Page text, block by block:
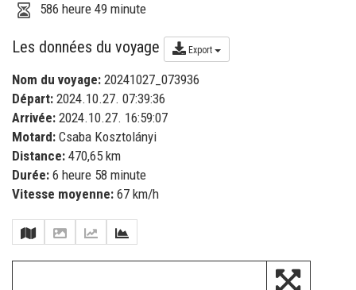
586 heure 49 minute
Les données du voyage Export
Nom du voyage: 20241027_073936
Départ: 2024.10.27. 07:39:36
Arrivée: 2024.10.27. 16:59:07
Motard: Csaba Kosztolányi
Distance: 470,65 km
Durée: 6 heure 58 minute
Vitesse moyenne: 67 km/h